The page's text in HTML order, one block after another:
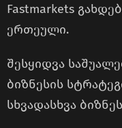
Fastmarkets
ერთეული.
შესყიდვა
ბიზნესის
სხვადასხვა